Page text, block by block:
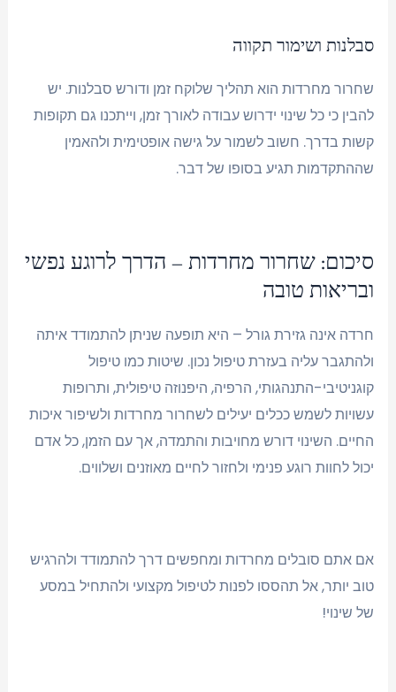
סבלנות ושימור תקווה
שחרור מחרדות הוא תהליך שלוקח זמן ודורש סבלנות. יש
להבין כי כל שינוי ידרוש עבודה לאורך זמן, וייתכנו גם תקופות
קשות בדרך. חשוב לשמור על גישה אופטימית ולהאמין
שההתקדמות תגיע בסופו של דבר.
סיכום: שחרור מחרדות – הדרך לרוגע נפשי
ובריאות טובה
חרדה אינה גזירת גורל – היא תופעה שניתן להתמודד איתה
ולהתגבר עליה בעזרת טיפול נכון. שיטות כמו טיפול
קוגניטיבי-התנהגותי, הרפיה, היפנוזה טיפולית, ותרופות
עשויות לשמש ככלים יעילים לשחרור מחרדות ולשיפור איכות
החיים. השינוי דורש מחויבות והתמדה, אך עם הזמן, כל אדם
יכול לחוות רוגע פנימי ולחזור לחיים מאוזנים ושלווים.
אם אתם סובלים מחרדות ומחפשים דרך להתמודד ולהרגיש
טוב יותר, אל תהססו לפנות לטיפול מקצועי ולהתחיל במסע
של שינוי!